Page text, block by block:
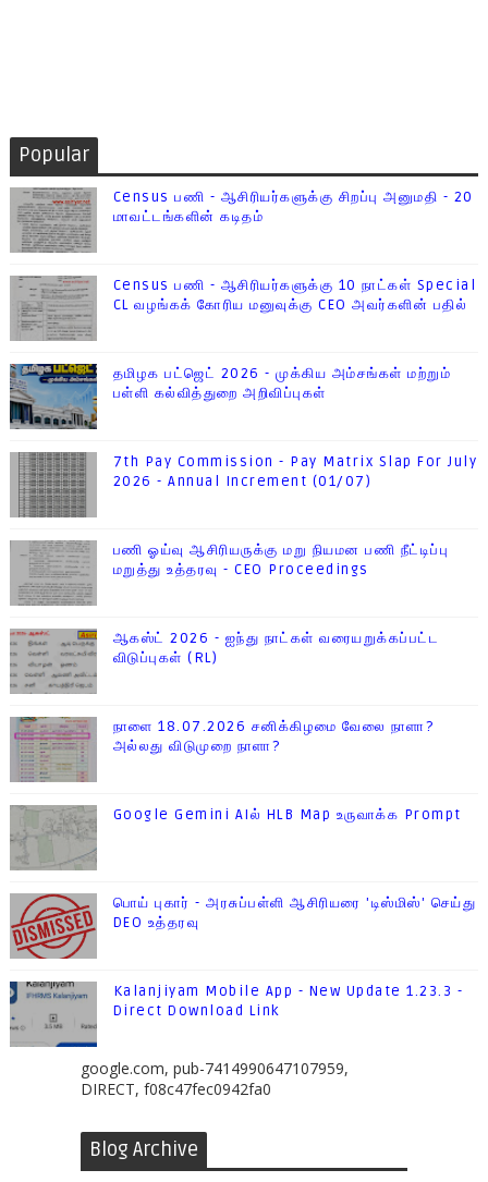
Popular
Census பணி - ஆசிரியர்களுக்கு சிறப்பு அனுமதி - 20
மாவட்டங்களின் கடிதம்
Census பணி - ஆசிரியர்களுக்கு 10 நாட்கள் Special
CL வழங்கக் கோரிய மனுவுக்கு CEO அவர்களின் பதில்
தமிழக பட்ஜெட் 2026 - முக்கிய அம்சங்கள் மற்றும்
பள்ளி கல்வித்துறை அறிவிப்புகள்
7th Pay Commission - Pay Matrix Slap For July
2026 - Annual Increment (01/07)
பணி ஓய்வு ஆசிரியருக்கு மறு நியமன பணி நீட்டிப்பு
மறுத்து உத்தரவு - CEO Proceedings
ஆகஸ்ட் 2026 - ஐந்து நாட்கள் வரையறுக்கப்பட்ட
விடுப்புகள் (RL)
நாளை 18.07.2026 சனிக்கிழமை வேலை நாளா?
அல்லது விடுமுறை நாளா?
Google Gemini AIல் HLB Map உருவாக்க Prompt
பொய் புகார் - அரசுப்பள்ளி ஆசிரியரை 'டிஸ்மிஸ்' செய்து
DEO உத்தரவு
Kalanjiyam Mobile App - New Update 1.23.3 -
Direct Download Link
google.com, pub-7414990647107959,
DIRECT, f08c47fec0942fa0
Blog Archive